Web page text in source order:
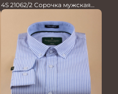
4S 21062/2 Сорочка мужская
кор.рукав бамбук